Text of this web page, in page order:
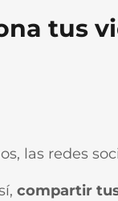
tus
las redes
compartir